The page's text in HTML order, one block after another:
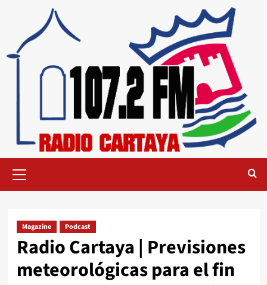
Magazine Podcast
Radio Cartaya | Previsiones
meteorológicas para el fin